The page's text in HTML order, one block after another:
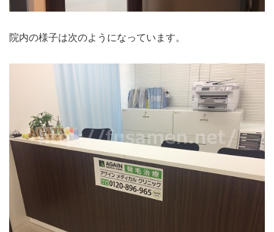
院内の様子は次のようになっています。